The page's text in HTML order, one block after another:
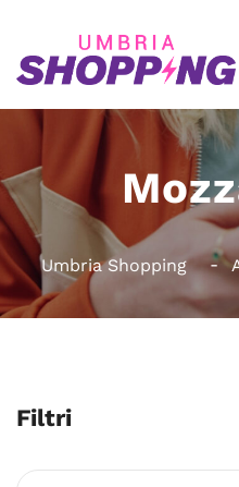
Umbria Shopping
Filtri